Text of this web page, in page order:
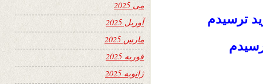
ترسيدم
می 2025
آوریل 2025
مارس 2025
فوریه 2025
ژانویه 2025